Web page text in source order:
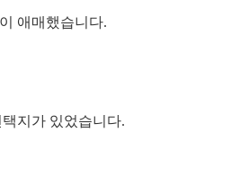
애매했습니다.
지가 있었습니다.